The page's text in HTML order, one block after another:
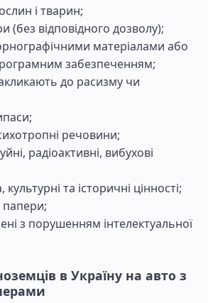
і тварин;
(без відповідного дозволу);
матеріалами або
забезпеченням;
до расизму чи
речовини;
радіоактивні, вибухові
та історичні цінності;
папери;
з порушенням інтелектуальної
в Україну на авто з